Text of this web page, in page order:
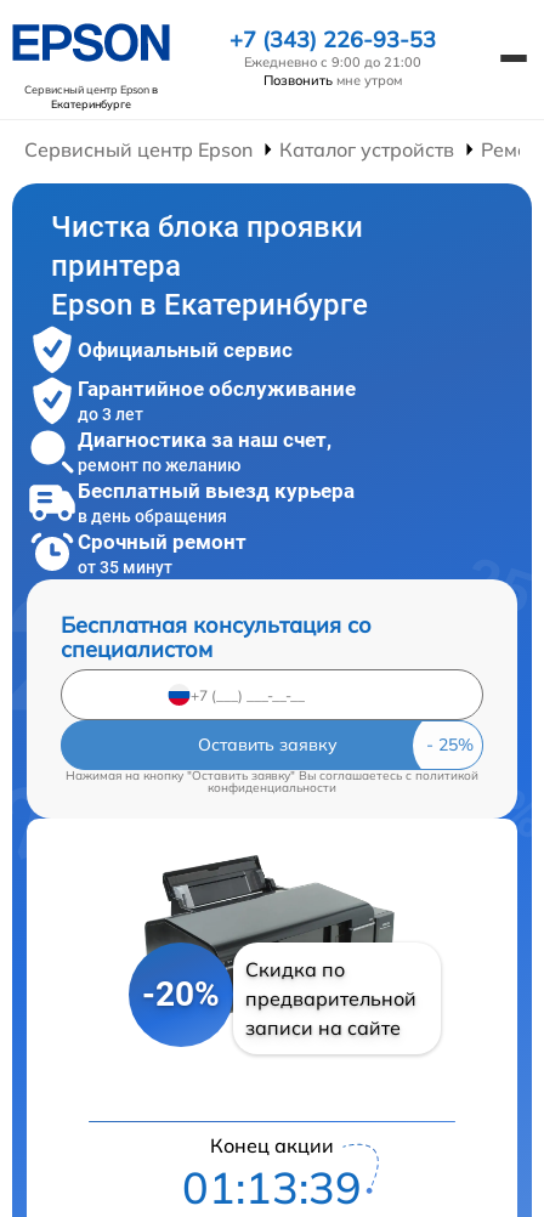
Сервисный центр Epsonв
Екатеринбурге
+7 (343) 226-93-53
Ежедневно с 9:00 до 21:00
Позвонить мне утром
Сервисный центр Epson Каталог устройств
Чистка блока проявки
принтера
Epson в Екатеринбурге
Официальный сервис
Гарантийное обслуживание
до 3 лет
Диагностика за наш счет,
ремонт по желанию
Бесплатный выезд курьера
в день обращения
Срочный ремонт
от 35 минут
Бесплатная консультация со
специалистом
Оставить заявку
Нажимая на кнопку "Оставить заявку" Вы соглашаетесь cполитикой
конфиденциальности
-20%
Скидка по
предварительной
записи на сайте
Конец акции
01:13:39